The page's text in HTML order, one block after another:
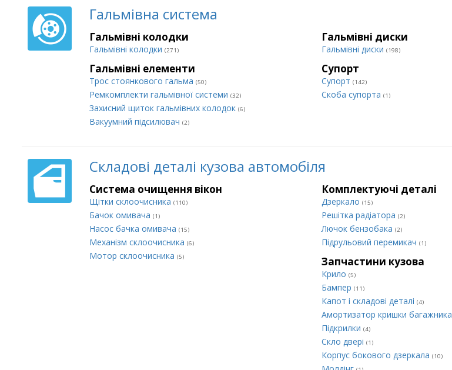
Гальмівна система
Гальмівні колодки
Гальмівні колодки (271)
Гальмівні диски
Гальмівні диски (198)
Гальмівні елементи
Трос стоянкового гальма (50)
Ремкомплекти гальмівної системи (32)
Захисний щиток гальмівних колодок (6)
Вакуумний підсилювач (2)
Супорт
Супорт (142)
Cкоба супорта (1)
Складові деталі кузова автомобіля
Система очищення вікон
Щітки склоочисника (110)
Бачок омивача (1)
Насос бачка омивача (15)
Механізм склоочисника (6)
Мотор склоочисника (5)
Комплектуючі деталі
Дзеркало (15)
Решітка радіатора (2)
Лючок бензобака (2)
Підрульовий перемикач (1)
Запчастини кузова
Крило (5)
Бампер (11)
Капот і складові деталі (4)
Амортизатор кришки багажника
Підкрилки (4)
Скло двері (1)
Корпус бокового дзеркала (10)